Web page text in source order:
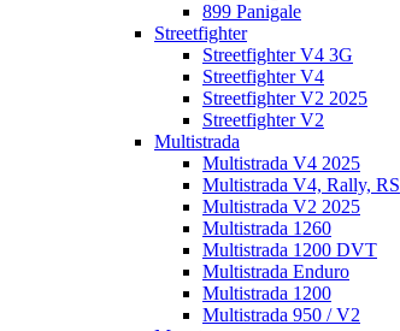
899 Panigale
Streetfighter
Streetfighter V4 3G
Streetfighter V4
Streetfighter V2 2025
Streetfighter V2
Multistrada
Multistrada V4 2025
Multistrada V4, Rally, RS
Multistrada V2 2025
Multistrada 1260
Multistrada 1200 DVT
Multistrada Enduro
Multistrada 1200
Multistrada 950 / V2